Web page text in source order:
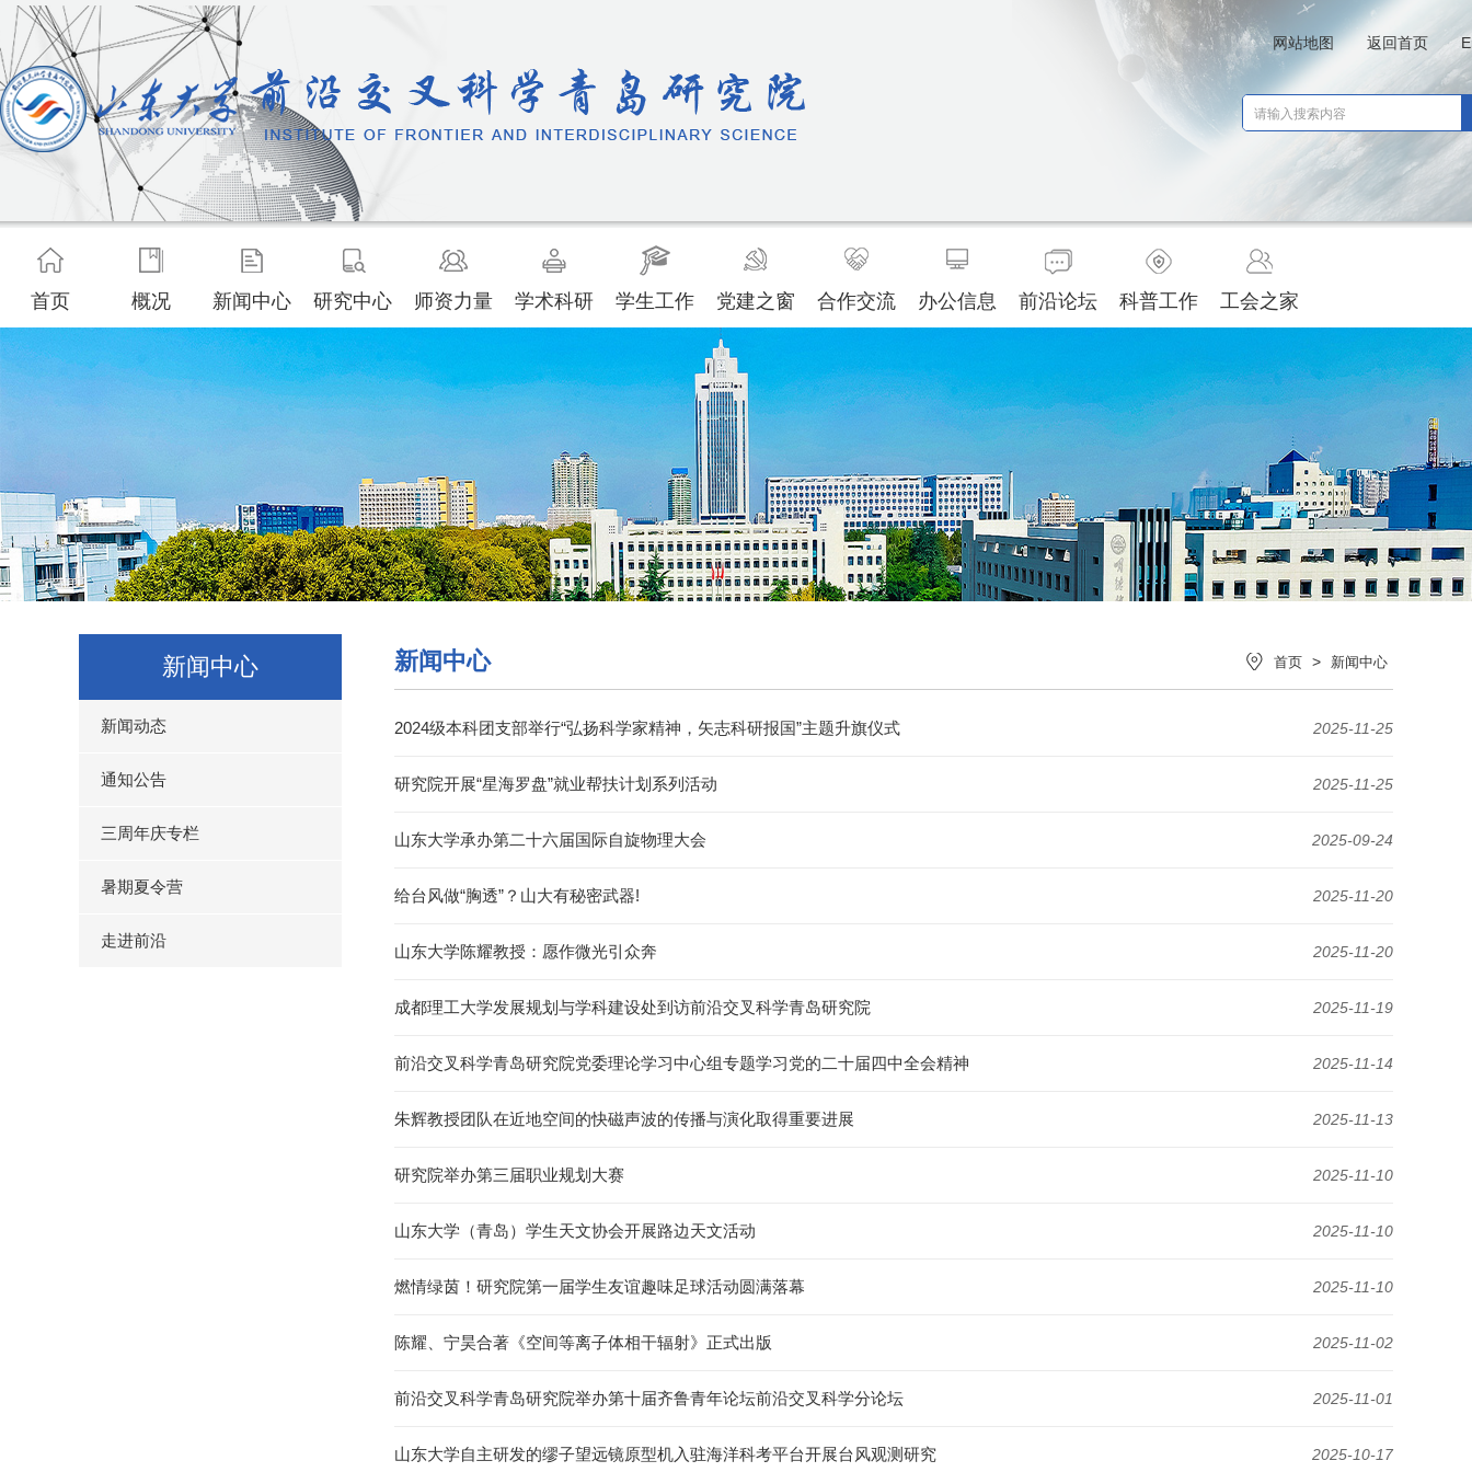
网站地图 返回首页
首页 概况 新闻中心 研究中心 师资力量 学术科研 学生工作 党建之窗 合作交流 办公信息 前沿论坛 科普工作 工会之家
新闻中心
新闻动态
通知公告
三周年庆专栏
暑期夏令营
走进前沿
新闻中心 首页 > 新闻中心
2025-11-25
2024级本科团支部举行“弘扬科学家精神，矢志科研报国”主题升旗仪式
2025-11-25
研究院开展“星海罗盘”就业帮扶计划系列活动
2025-09-24
山东大学承办第二十六届国际自旋物理大会
2025-11-20
给台风做“胸透”？山大有秘密武器!
2025-11-20
山东大学陈耀教授：愿作微光引众奔
2025-11-19
成都理工大学发展规划与学科建设处到访前沿交叉科学青岛研究院
2025-11-14
前沿交叉科学青岛研究院党委理论学习中心组专题学习党的二十届四中全会精神
2025-11-13
朱辉教授团队在近地空间的快磁声波的传播与演化取得重要进展
2025-11-10
研究院举办第三届职业规划大赛
2025-11-10
山东大学（青岛）学生天文协会开展路边天文活动
2025-11-10
燃情绿茵！研究院第一届学生友谊趣味足球活动圆满落幕
2025-11-02
陈耀、宁昊合著《空间等离子体相干辐射》正式出版
2025-11-01
前沿交叉科学青岛研究院举办第十届齐鲁青年论坛前沿交叉科学分论坛
2025-10-17
山东大学自主研发的缪子望远镜原型机入驻海洋科考平台开展台风观测研究